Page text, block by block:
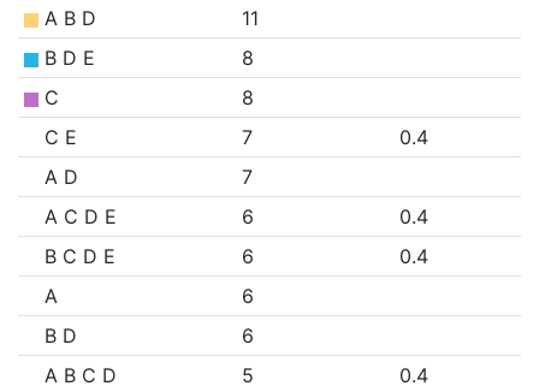
A B D
11
B D E
8
C
8
C E
7
0.4
A D
7
A C D E
6
0.4
B C D E
6
0.4
A
6
B D
6
A B C D
5
0.4